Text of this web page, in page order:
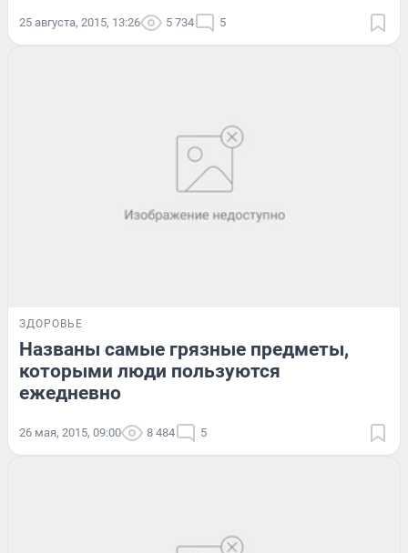
25 августа, 2015, 13:26 5 734 5
ЗДОРОВЬЕ
Названы самые грязные предметы,
которыми люди пользуются
ежедневно
26 мая, 2015, 09:00 8 484 5